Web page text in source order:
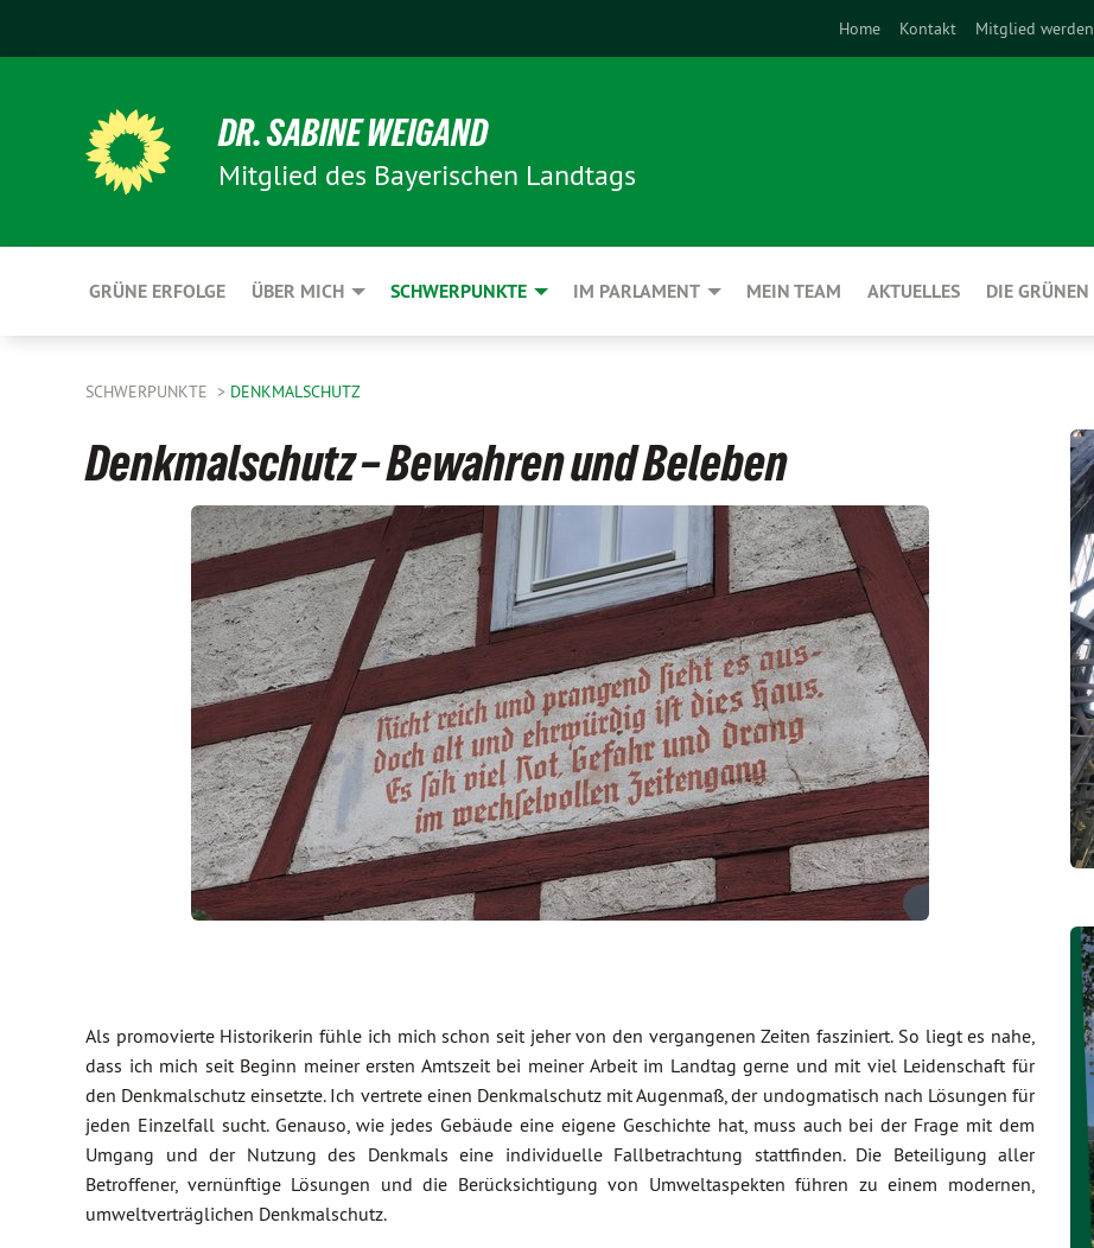
Home Kontakt Mitglied werden
DR. SABINE WEIGAND
Mitglied des Bayerischen Landtags
GRÜNE ERFOLGE ÜBER MICH SCHWERPUNKTE IM PARLAMENT MEIN TEAM AKTUELLES DIE GRÜNEN
SCHWERPUNKTE DENKMALSCHUTZ
Denkmalschutz – Bewahren und Beleben
Als promovierte Historikerin fühle ich mich schon seit jeher von den vergangenen Zeiten fasziniert. So liegt es nahe,
dass ich mich seit Beginn meiner ersten Amtszeit bei meiner Arbeit im Landtag gerne und mit viel Leidenschaft für
den Denkmalschutz einsetzte. Ich vertrete einen Denkmalschutz mit Augenmaß, der undogmatisch nach Lösungen für
jeden Einzelfall sucht. Genauso, wie jedes Gebäude eine eigene Geschichte hat, muss auch bei der Frage mit dem
Umgang und der Nutzung des Denkmals eine individuelle Fallbetrachtung stattfinden. Die Beteiligung aller
Betroffener, vernünftige Lösungen und die Berücksichtigung von Umweltaspekten führen zu einem modernen,
umweltverträglichen Denkmalschutz.